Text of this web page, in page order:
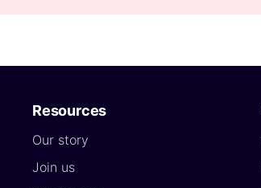
Resources
Our story
Join us